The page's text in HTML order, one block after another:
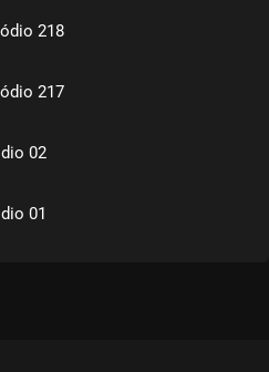
218
217
02
01